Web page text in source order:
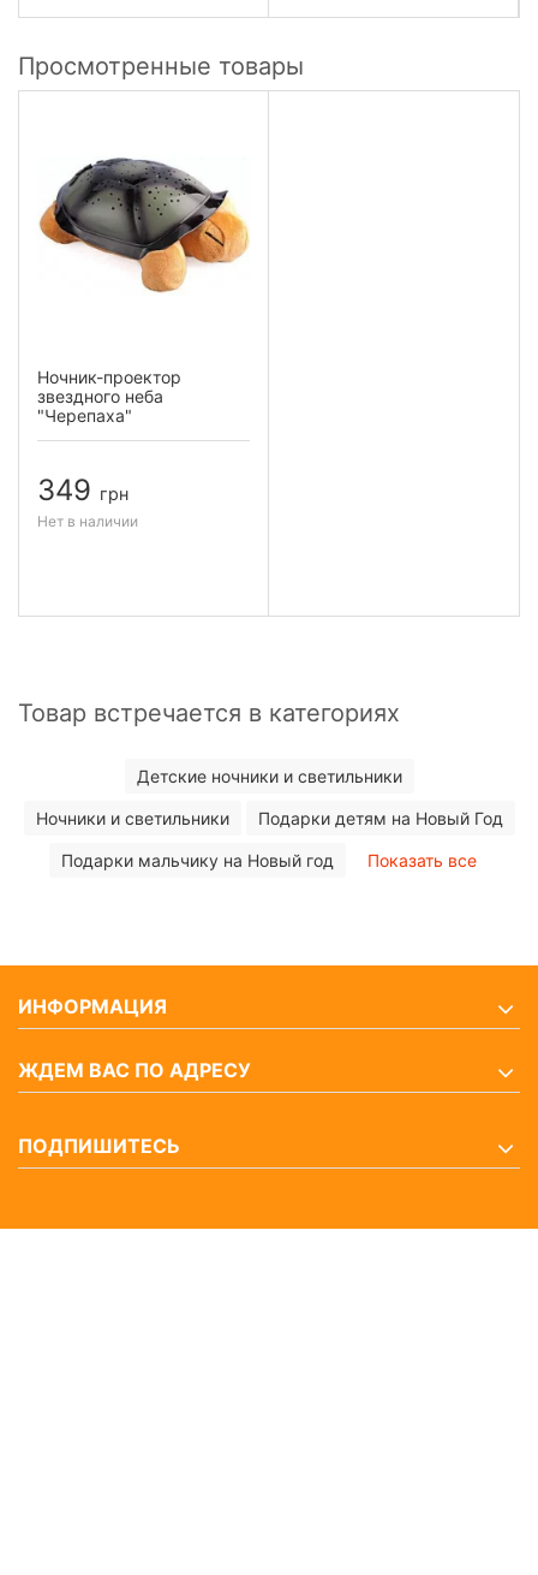
Просмотренные товары
Ночник-проектор
звездного неба
"Черепаха"
349 грн
Нет в наличии
Товар встречается в категориях
Детские ночники и светильники
Ночники и светильники Подарки детям на Новый Год
Подарки мальчику на Новый год Показать все
ИНФОРМАЦИЯ
ЖДЕМ ВАС ПО АДРЕСУ
ПОДПИШИТЕСЬ